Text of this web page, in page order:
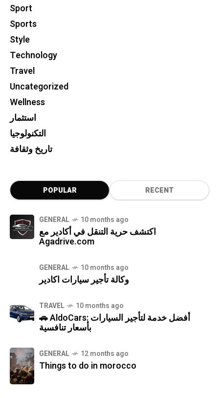
Sport
Sports
Style
Technology
Travel
Uncategorized
Wellness
استثمار
التكنولوجيا
تاريخ وثقافة
POPULAR RECENT
GENERAL 10 months ago
اكتشف حرية التنقل في أكادير مع
Agadrive.com
GENERAL 10 months ago
وكالة تأجير سيارات اكادير
TRAVEL 10 months ago
🚗 AldoCars: أفضل خدمة لتأجير السيارات
بأسعار تنافسية
GENERAL 12 months ago
Things to do in morocco